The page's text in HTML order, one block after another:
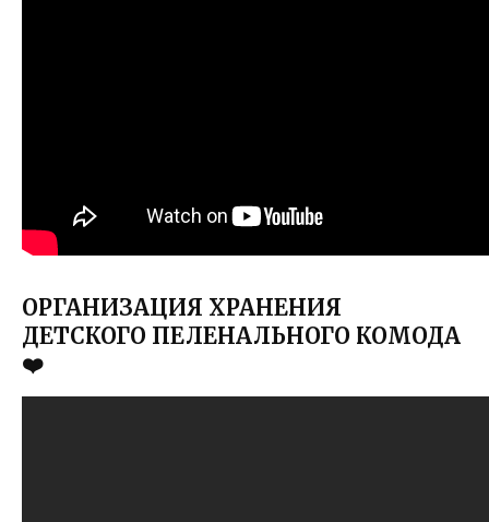
ОРГАНИЗАЦИЯ ХРАНЕНИЯ
ДЕТСКОГО ПЕЛЕНАЛЬНОГО КОМОДА
❤️